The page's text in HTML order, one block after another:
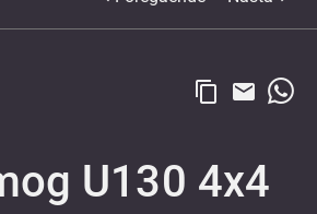
content_copy email
U130 4x4